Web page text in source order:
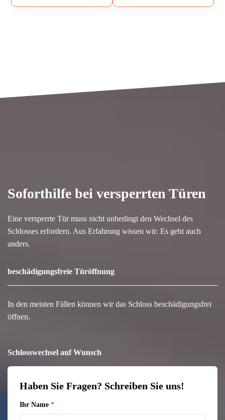
Soforthilfe bei versperrten Türen
Eine versperrte Tür muss nicht unbedingt den Wechsel des
Schlosses erfordern. Aus Erfahrung wissen wir: Es geht auch
anders.
beschädigungsfreie Türöffnung
In den meisten Fällen können wir das Schloss beschädigungsfrei
öffnen.
Schlosswechsel auf Wunsch
Haben Sie Fragen? Schreiben Sie uns!
Ihr Name